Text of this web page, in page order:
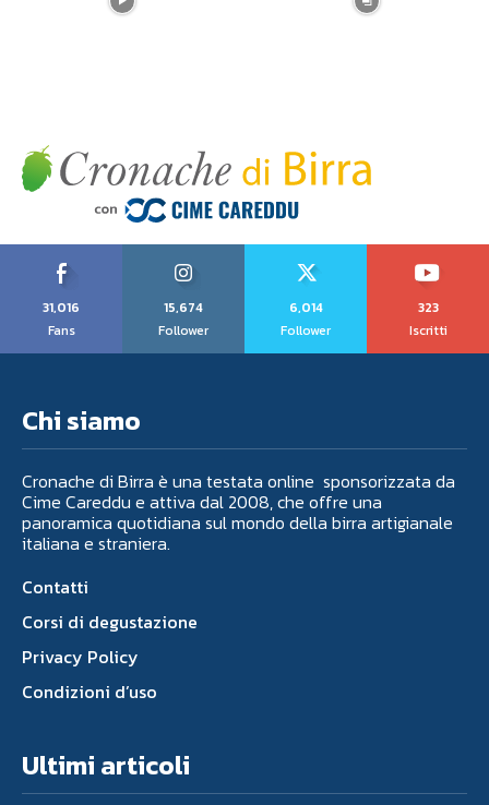
31,016
Fans
15,674
Follower
6,014
Follower
323
Iscritti
Chi siamo
Cronache di Birra è una testata online sponsorizzata da
Cime Careddu e attiva dal 2008, che offre una
panoramica quotidiana sul mondo della birra artigianale
italiana e straniera.
Contatti
Corsi di degustazione
Privacy Policy
Condizioni d’uso
Ultimi articoli